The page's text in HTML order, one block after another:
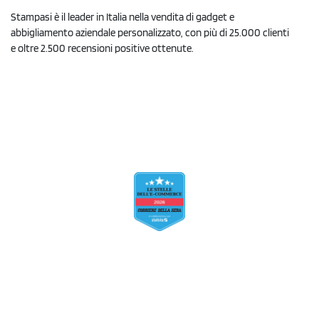
Stampasi è il leader in Italia nella vendita di gadget e
abbigliamento aziendale personalizzato, con più di 25.000 clienti
e oltre 2.500 recensioni positive ottenute.